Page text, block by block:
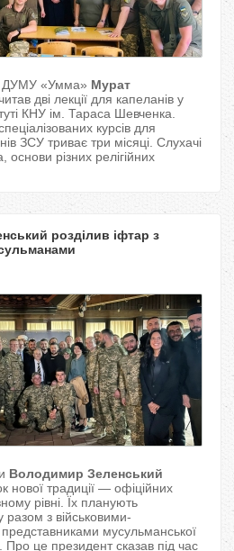
ДУМУ «Умма» Мурат
дві лекції для капеланів у
КНУ ім. Тараса Шевченка.
курсів для
ЗСУ триває три місяці. Слухачі
основи різних релігійних
розділив іфтар з
Володимир Зеленський
нової традиції — офіційних
рівні. Їх планують
з військовими-
мусульманської
Про це президент сказав під час